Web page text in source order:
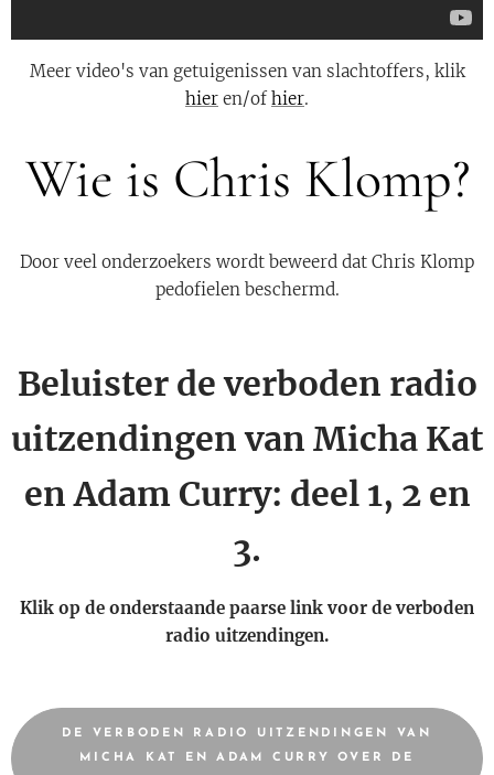
Meer video's van getuigenissen van slachtoffers, klik
hier en/of hier.
Wie is Chris Klomp?
Door veel onderzoekers wordt beweerd dat Chris Klomp
pedofielen beschermd.
Beluister de verboden radio
uitzendingen van Micha Kat
en Adam Curry: deel 1, 2 en
3.
Klik op de onderstaande paarse link voor de verboden
radio uitzendingen.
DE VERBODEN RADIO UITZENDINGEN VAN
MICHA KAT EN ADAM CURRY OVER DE